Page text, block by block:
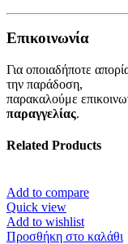
Επικοινωνία
Για οποιαδήποτε
την παράδοση,
παρακαλούμε
παραγγελίας.
Related Products
Add to compare
Quick view
Add to wishlist
Προσθήκη στο καλάθι